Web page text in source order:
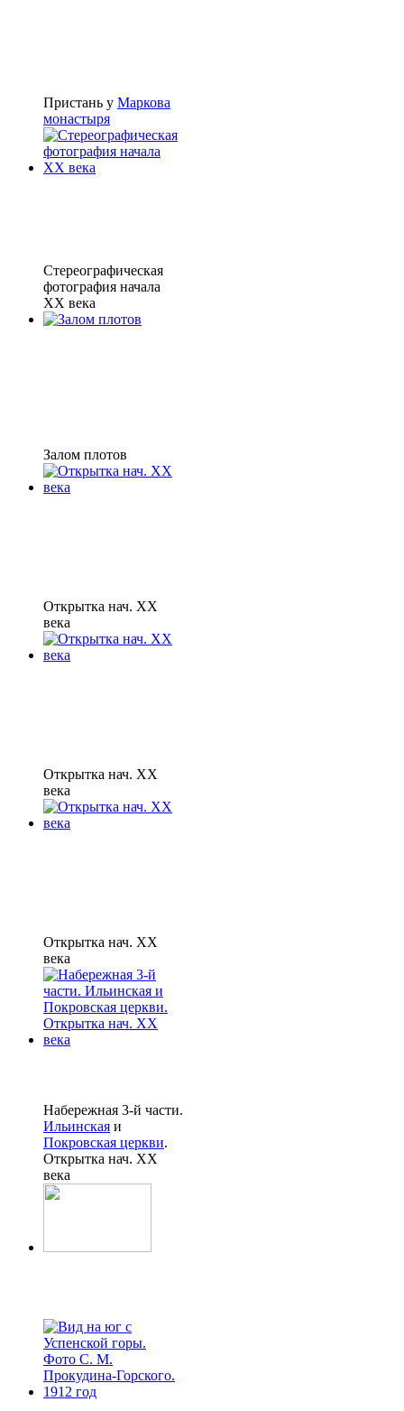
Пристань у Маркова
монастыря
Стереографическая
фотография начала
XX века
Залом плотов
Открытка нач. XX
века
Открытка нач. XX
века
Открытка нач. XX
века
Набережная 3-й части.
Ильинская и
Покровская церкви.
Открытка нач. XX
века